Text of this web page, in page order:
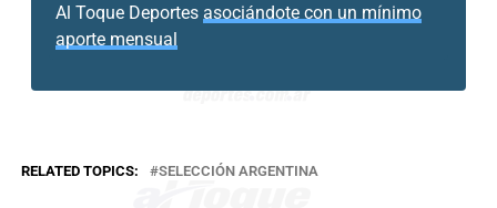
Al Toque Deportes asociándote con un mínimo
aporte mensual
RELATED TOPICS: SELECCIÓN ARGENTINA